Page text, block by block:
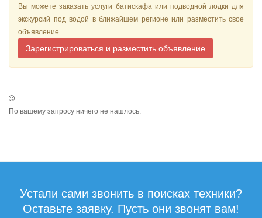
Вы можете заказать услуги батискафа или подводной лодки для
экскурсий под водой в ближайшем регионе или разместить свое
объявление.
Зарегистрироваться и разместить объявление
По вашему запросу ничего не нашлось.
Устали сами звонить в поисках техники?
Оставьте заявку. Пусть они звонят вам!